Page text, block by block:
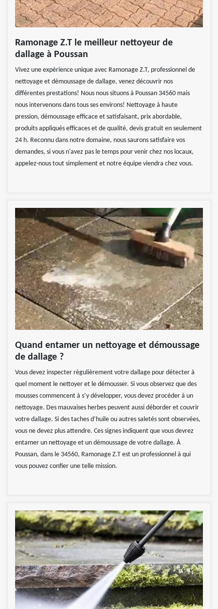
Ramonage Z.T le meilleur nettoyeur de
dallage à Poussan
Vivez une expérience unique avec Ramonage Z.T, professionnel de
nettoyage et démoussage de dallage, venez découvrir nos
différentes prestations! Nous nous situons à Poussan 34560 mais
nous intervenons dans tous ses environs! Nettoyage à haute
pression, démoussage efficace et satisfaisant, prix abordable,
produits appliqués efficaces et de qualité, devis gratuit en seulement
24 h. Reconnu dans notre domaine, nous saurons satisfaire vos
demandes, si vous n'avez pas le temps pour venir chez nos locaux,
appelez-nous tout simplement et notre équipe viendra chez vous.
Quand entamer un nettoyage et démoussage
de dallage ?
Vous devez inspecter règulièrement votre dallage pour détecter à
quel moment le nettoyer et le démousser. Si vous observez que des
mousses commencent à s’y développer, vous devez procéder à un
nettoyage. Des mauvaises herbes peuvent aussi déborder et couvrir
votre dallage. Si des taches d’huile ou autres saletés sont observées,
vous ne devez plus attendre. Ces signes indiquent que vous devrez
entamer un nettoyage et un démoussage de votre dallage. À
Poussan, dans le 34560, Ramonage Z.T est un professionnel à qui
vous pouvez confier une telle mission.